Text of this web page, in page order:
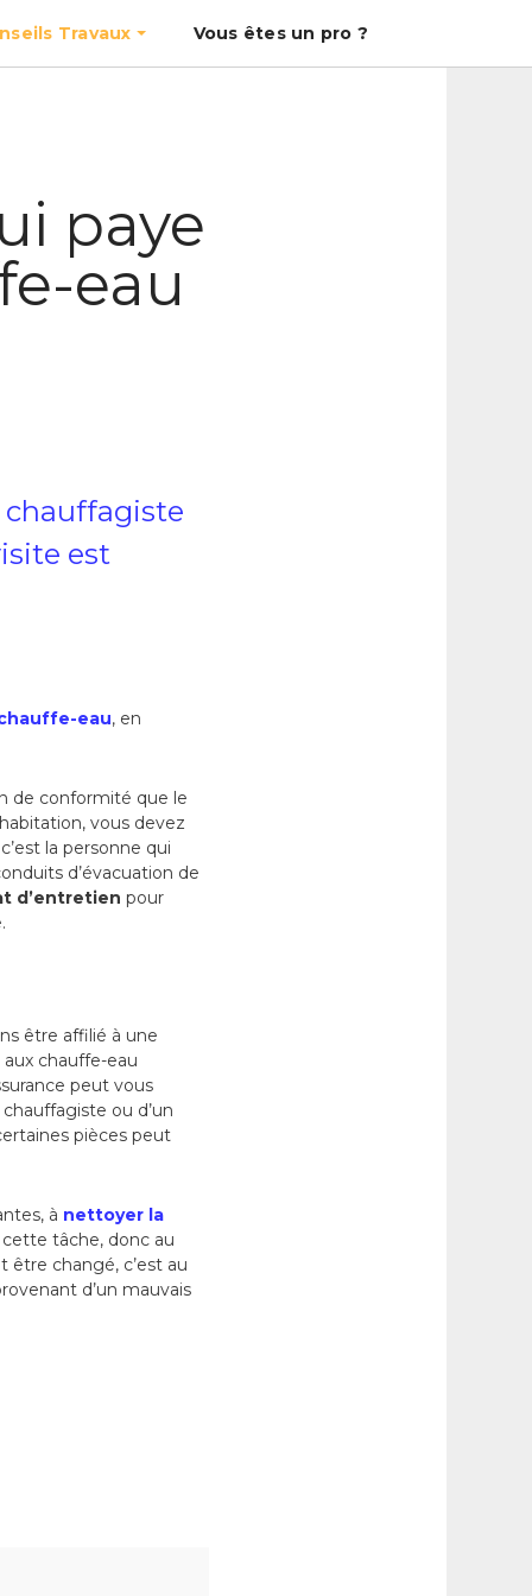
Travaux Vous êtes un pro ?
paye
eau
chauffagiste
est
eau, en
de conformité que le
vous devez
la personne qui
d’évacuation de
d’entretien pour
être affilié à une
chauffe-eau
peut vous
ou d’un
pièces peut
à nettoyer la
cette tâche, donc au
être changé, c’est au
d’un mauvais